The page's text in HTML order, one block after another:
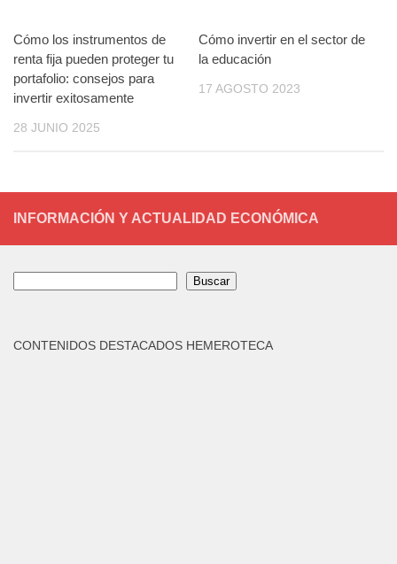
Cómo los instrumentos de
renta fija pueden proteger tu
portafolio: consejos para
invertir exitosamente
28 JUNIO 2025
Cómo invertir en el sector de
la educación
17 AGOSTO 2023
INFORMACIÓN Y ACTUALIDAD ECONÓMICA
Buscar
CONTENIDOS DESTACADOS HEMEROTECA